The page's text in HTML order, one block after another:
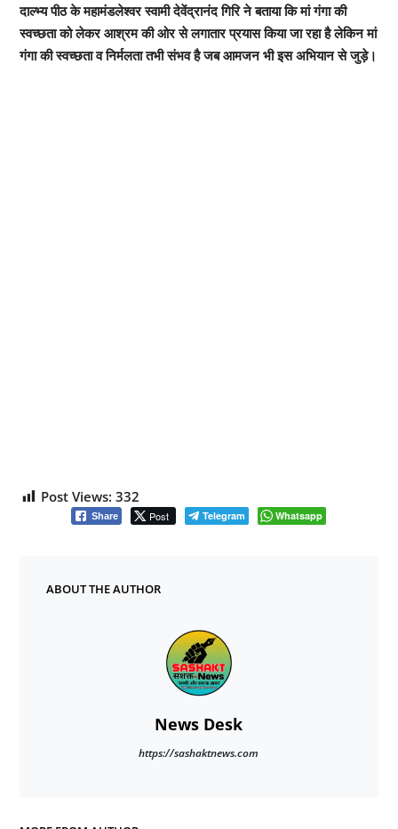
दाल्भ्य पीठ के महामंडलेश्वर स्वामी देवेंद्रानंद गिरि ने बताया कि मां गंगा की
स्वच्छता को लेकर आश्रम की ओर से लगातार प्रयास किया जा रहा है लेकिन मां
गंगा की स्वच्छता व निर्मलता तभी संभव है जब आमजन भी इस अभियान से जुड़े।
Post Views: 332
Share Post Telegram Whatsapp
ABOUT THE AUTHOR
News Desk
https://sashaktnews.com